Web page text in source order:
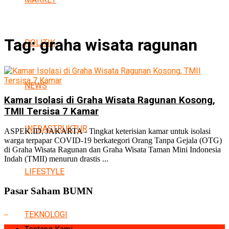
POLITIK
NEWS
INFRASTRUKTUR
LIFESTYLE
TEKNOLOGI
Tag:graha wisata ragunan
Kamar Isolasi di Graha Wisata Ragunan Kosong,
TMII Tersisa 7 Kamar
ASPEK.ID, JAKARTA - Tingkat keterisian kamar untuk isolasi
warga terpapar COVID-19 berkategori Orang Tanpa Gejala (OTG)
di Graha Wisata Ragunan dan Graha Wisata Taman Mini Indonesia
Indah (TMII) menurun drastis ...
Pasar Saham BUMN